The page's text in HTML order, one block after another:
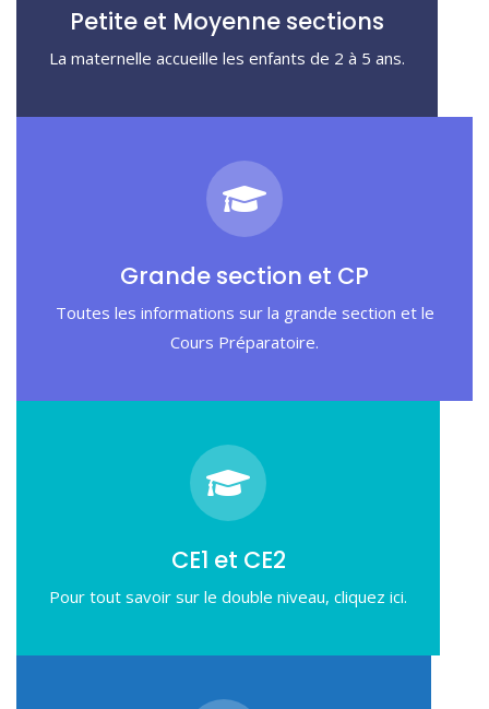
Petite et Moyenne sections
La maternelle accueille les enfants de 2 à 5 ans.
Grande section et CP
Toutes les informations sur la grande section et le
Cours Préparatoire.
CE1 et CE2
Pour tout savoir sur le double niveau, cliquez ici.